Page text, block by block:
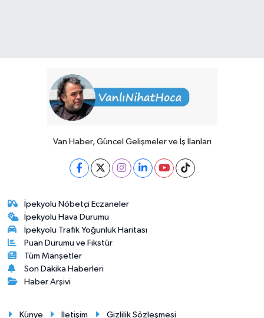
Van Haber, Güncel Gelişmeler ve İş İlanları
İpekyolu Nöbetçi Eczaneler
İpekyolu Hava Durumu
İpekyolu Trafik Yoğunluk Haritası
Puan Durumu ve Fikstür
Tüm Manşetler
Son Dakika Haberleri
Haber Arşivi
Künye İletişim Gizlilik Sözleşmesi